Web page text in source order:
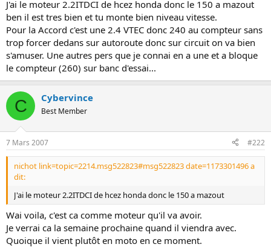
J'ai le moteur 2.2ITDCI de hcez honda donc le 150 a mazout
ben il est tres bien et tu monte bien niveau vitesse.
Pour la Accord c'est une 2.4 VTEC donc 240 au compteur sans
trop forcer dedans sur autoroute donc sur circuit on va bien
s'amuser. Une autres pers que je connai en a une et a bloque
le compteur (260) sur banc d'essai...
C Cybervince
Best Member
7 Mars 2007 #222
nichot link=topic=2214.msg522823#msg522823 date=1173301496 a
dit:
J'ai le moteur 2.2ITDCI de hcez honda donc le 150 a mazout
Wai voila, c'est ca comme moteur qu'il va avoir.
Je verrai ca la semaine prochaine quand il viendra avec.
Quoique il vient plutôt en moto en ce moment.